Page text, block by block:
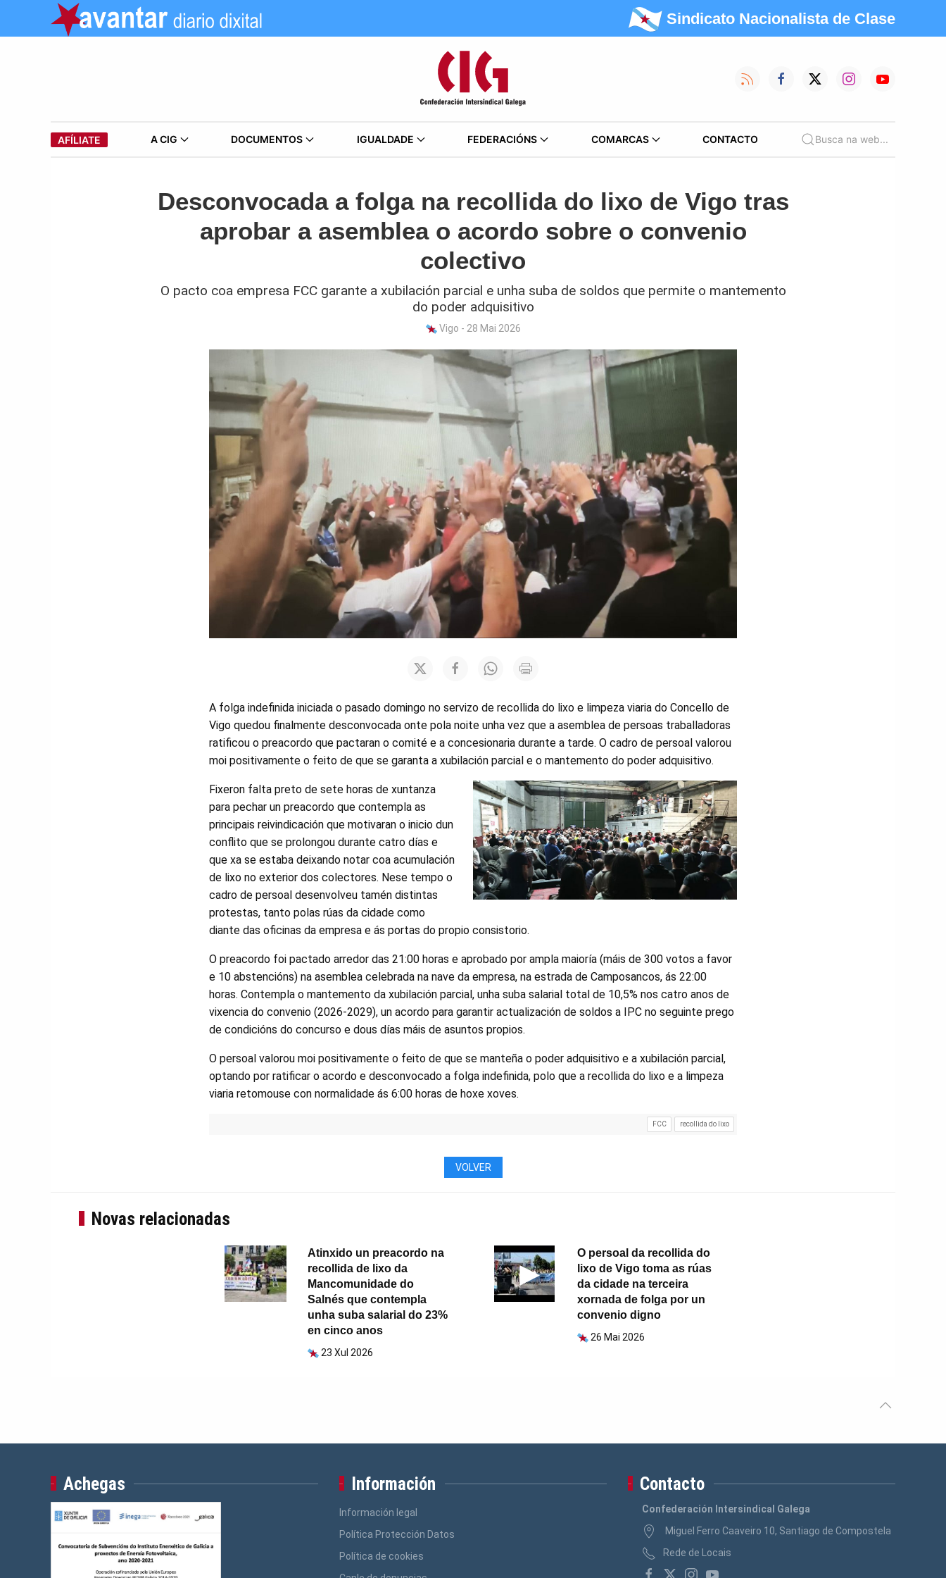
Sindicato Nacionalista de Clase
AFÍLIATE A CIG DOCUMENTOS IGUALDADE FEDERACIÓNS COMARCAS CONTACTO Busca na web...
Desconvocada a folga na recollida do lixo de Vigo tras
aprobar a asemblea o acordo sobre o convenio
colectivo
O pacto coa empresa FCC garante a xubilación parcial e unha suba de soldos que permite o mantemento
do poder adquisitivo
Vigo - 28 Mai 2026
A folga indefinida iniciada o pasado domingo no servizo de recollida do lixo e limpeza viaria do Concello de
Vigo quedou finalmente desconvocada onte pola noite unha vez que a asemblea de persoas traballadoras
ratificou o preacordo que pactaran o comité e a concesionaria durante a tarde. O cadro de persoal valorou
moi positivamente o feito de que se garanta a xubilación parcial e o mantemento do poder adquisitivo.
Fixeron falta preto de sete horas de xuntanza
para pechar un preacordo que contempla as
principais reivindicación que motivaran o inicio dun
conflito que se prolongou durante catro días e
que xa se estaba deixando notar coa acumulación
de lixo no exterior dos colectores. Nese tempo o
cadro de persoal desenvolveu tamén distintas
protestas, tanto polas rúas da cidade como
diante das oficinas da empresa e ás portas do propio consistorio.
O preacordo foi pactado arredor das 21:00 horas e aprobado por ampla maioría (máis de 300 votos a favor
e 10 abstencións) na asemblea celebrada na nave da empresa, na estrada de Camposancos, ás 22:00
horas. Contempla o mantemento da xubilación parcial, unha suba salarial total de 10,5% nos catro anos de
vixencia do convenio (2026-2029), un acordo para garantir actualización de soldos a IPC no seguinte prego
de condicións do concurso e dous días máis de asuntos propios.
O persoal valorou moi positivamente o feito de que se manteña o poder adquisitivo e a xubilación parcial,
optando por ratificar o acordo e desconvocado a folga indefinida, polo que a recollida do lixo e a limpeza
viaria retomouse con normalidade ás 6:00 horas de hoxe xoves.
FCC recollida do lixo
VOLVER
Novas relacionadas
Atinxido un preacordo na
recollida de lixo da
Mancomunidade do
Salnés que contempla
unha suba salarial do 23%
en cinco anos
23 Xul 2026
O persoal da recollida do
lixo de Vigo toma as rúas
da cidade na terceira
xornada de folga por un
convenio digno
26 Mai 2026
Achegas Información
Información legal
Política Protección Datos
Política de cookies
Contacto
Confederación Intersindical Galega
Miguel Ferro Caaveiro 10, Santiago de Compostela
Rede de Locais